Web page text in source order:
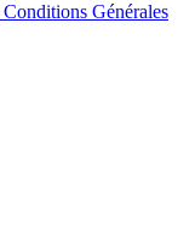
Conditions Générales